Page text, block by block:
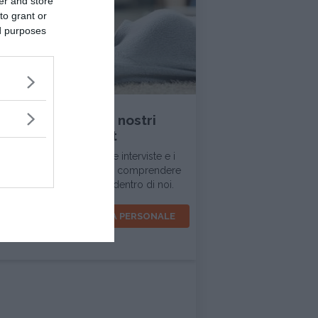
grant or
purposes
INTERVISTA
Ascolta tutti i nostri
podcast
In questa sezione trovi le interviste e i
dialoghi d'ispirazione per comprendere
la realtà intorno a noi e dentro di noi.
VOCI PER LA CRESCITA PERSONALE